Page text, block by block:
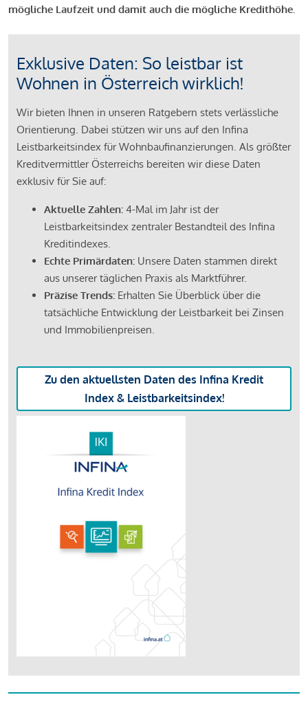
mögliche Laufzeit und damit auch die mögliche Kredithöhe.
Exklusive Daten: So leistbar ist
Wohnen in Österreich wirklich!
Wir bieten Ihnen in unseren Ratgebern stets verlässliche
Orientierung. Dabei stützen wir uns auf den Infina
Leistbarkeitsindex für Wohnbaufinanzierungen. Als größter
Kreditvermittler Österreichs bereiten wir diese Daten
exklusiv für Sie auf:
Aktuelle Zahlen: 4-Mal im Jahr ist der
Leistbarkeitsindex zentraler Bestandteil des Infina
Kreditindexes.
Echte Primärdaten: Unsere Daten stammen direkt
aus unserer täglichen Praxis als Marktführer.
Präzise Trends: Erhalten Sie Überblick über die
tatsächliche Entwicklung der Leistbarkeit bei Zinsen
und Immobilienpreisen.
Zu den aktuellsten Daten des Infina Kredit
Index & Leistbarkeitsindex!